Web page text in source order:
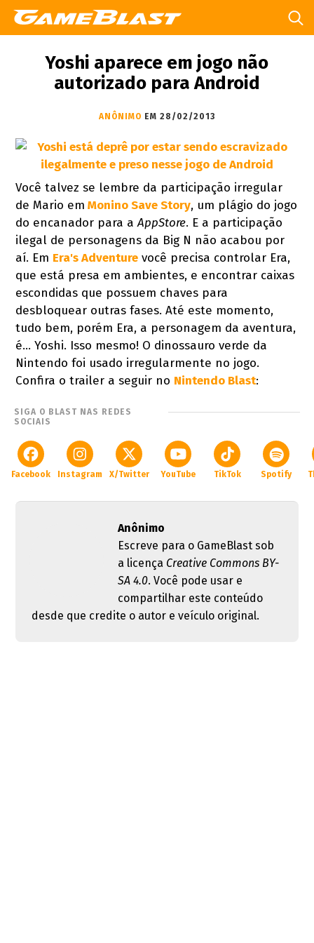
Yoshi aparece em jogo não
autorizado para Android
ANÔNIMO EM 28/02/2013
Você talvez se lembre da participação irregular
de Mario em Monino Save Story, um plágio do jogo
do encanador para aAppStore. E a participação
ilegal de personagens da Big N não acabou por
aí. Em Era's Adventure você precisa controlar Era,
que está presa em ambientes, e encontrar caixas
escondidas que possuem chaves para
desbloquear outras fases. Até este momento,
tudo bem, porém Era, a personagem da aventura,
é... Yoshi. Isso mesmo! O dinossauro verde da
Nintendo foi usado irregularmente no jogo.
Confira o trailer a seguir no Nintendo Blast:
SIGA O BLAST NAS REDES
SOCIAIS
Facebook Instagram X/Twitter YouTube TikTok Spotify
Anônimo
Escreve para o GameBlast sob
a licença Creative Commons BY-
SA 4.0. Você pode usar e
compartilhar este conteúdo
desde que credite o autor e veículo original.